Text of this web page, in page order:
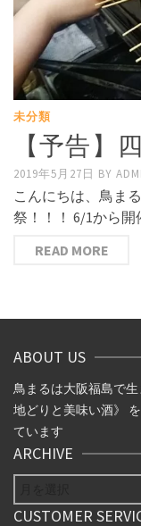
未分類
【予告】
2019年5月27日 BY
こんにちは、鳥ま
祭！！！ 6/1から
READ MORE
ABOUT US
鳥まるは大阪福島で
地どりと美味い酒》
ています
ARCHIVE
CUSTOMER